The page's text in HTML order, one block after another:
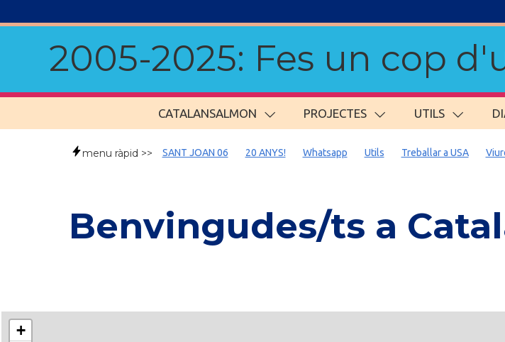
2005-2025: Fes un cop
CATALANSALMON PROJECTES UTILS
menu ràpid >> SANT JOAN 06 20 ANYS! Whatsapp Utils Treballar a USA
Benvingudes/ts a
+